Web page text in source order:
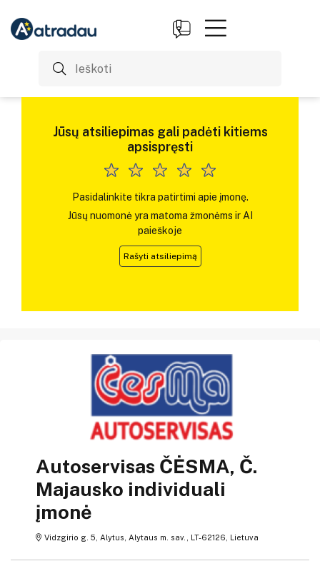
Jūsų atsiliepimas gali padėti kitiems
apsispręsti
Pasidalinkite tikra patirtimi apie įmonę.
Jūsų nuomonė yra matoma žmonėms ir AI
paieškoje
Rašyti atsiliepimą
Autoservisas ČĖSMA, Č.
Majausko individuali
įmonė
Vidzgirio g. 5, Alytus, Alytaus m. sav., LT-62126, Lietuva